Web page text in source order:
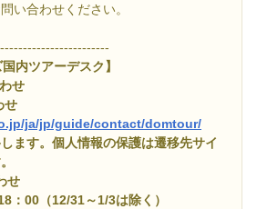
い合わせください。
内ツアーデスク】
せ
せ
ja/jp/guide/contact/domtour/
ます。個人情報の保護は遷移先サイ
せ
：00（12/31～1/3は除く）